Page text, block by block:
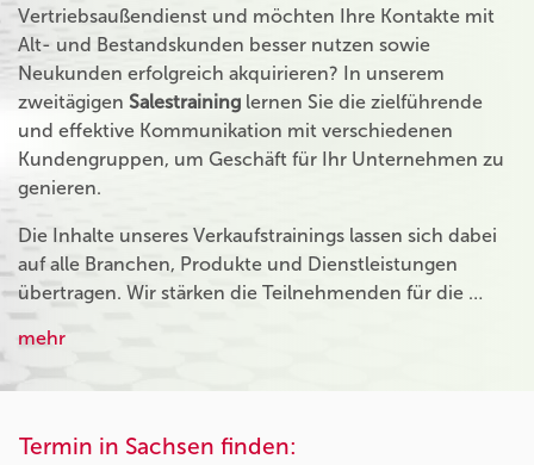
Vertriebsaußendienst und möchten Ihre Kontakte mit
Alt- und Bestandskunden besser nutzen sowie
Neukunden erfolgreich akquirieren? In unserem
zweitägigen Salestraining lernen Sie die zielführende
und effektive Kommunikation mit verschiedenen
Kundengruppen, um Geschäft für Ihr Unternehmen zu
genieren.
Die Inhalte unseres Verkaufstrainings lassen sich dabei
auf alle Branchen, Produkte und Dienstleistungen
übertragen. Wir stärken die Teilnehmenden für die …
mehr
Termin in Sachsen finden: